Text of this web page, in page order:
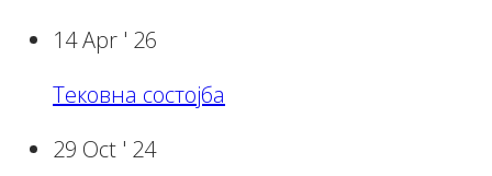
14 Apr ' 26
Тековна состојба
29 Oct ' 24